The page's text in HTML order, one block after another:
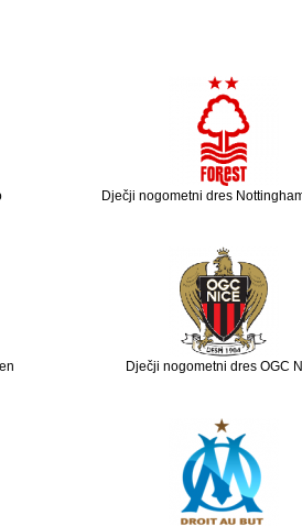
Dječji nogometni dres
Dječji nogometni dres OGC